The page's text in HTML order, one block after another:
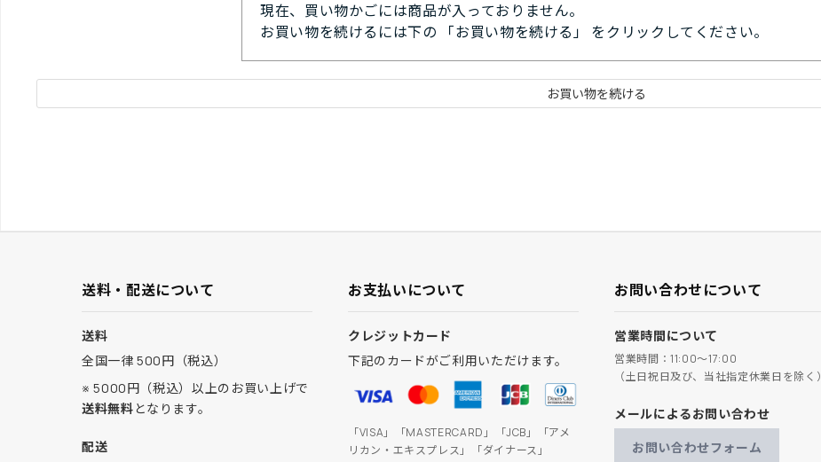
現在、買い物かごには商品が入っておりません。
お買い物を続けるには下の 「お買い物を続ける」 をクリックしてください。
送料・配送について
送料
全国一律 500円（税込）
※ 5000円（税込）以上のお買い上げで
送料無料となります。
配送
お支払いについて
クレジットカード
下記のカードがご利用いただけます。
「VISA」「MASTERCARD」「JCB」「アメ
リカン・エキスプレス」「ダイナース」
お問い合わせについて
営業時間について
営業時間：11:00～17:00
（土日祝日及び、当社指定休業日を除く）
メールによるお問い合わせ
お問い合わせフォーム